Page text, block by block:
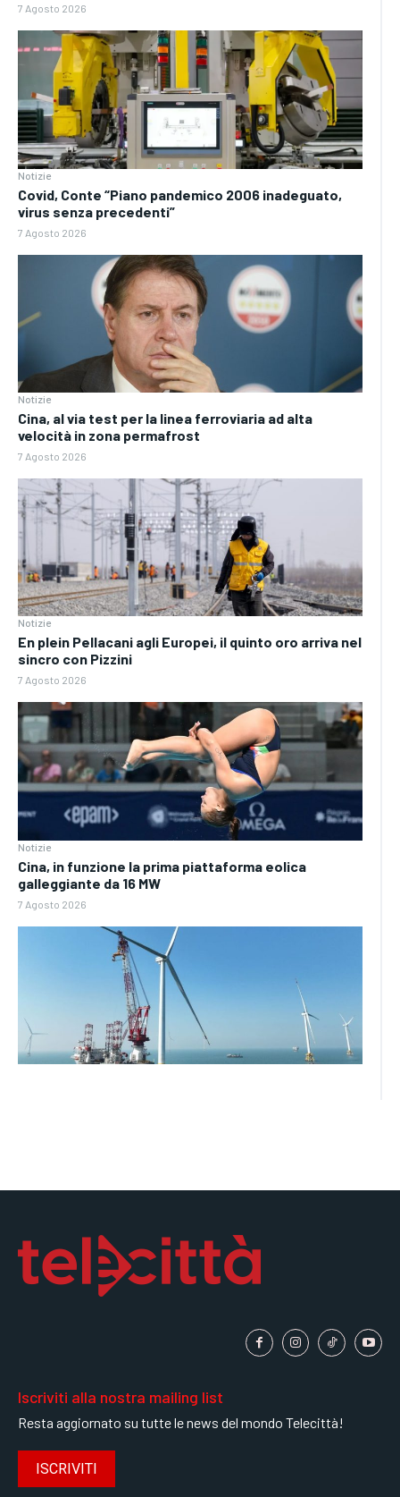
7 Agosto 2026
Notizie
Covid, Conte “Piano pandemico 2006 inadeguato,
virus senza precedenti”
7 Agosto 2026
Notizie
Cina, al via test per la linea ferroviaria ad alta
velocità in zona permafrost
7 Agosto 2026
Notizie
En plein Pellacani agli Europei, il quinto oro arriva nel
sincro con Pizzini
7 Agosto 2026
Notizie
Cina, in funzione la prima piattaforma eolica
galleggiante da 16 MW
7 Agosto 2026
Iscriviti alla nostra mailing list
Resta aggiornato su tutte le news del mondo Telecittà!
ISCRIVITI